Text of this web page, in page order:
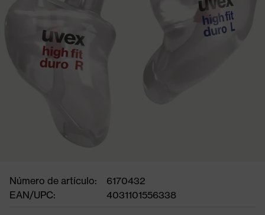
Número de artículo:
6170432
EAN/UPC:
4031101556338